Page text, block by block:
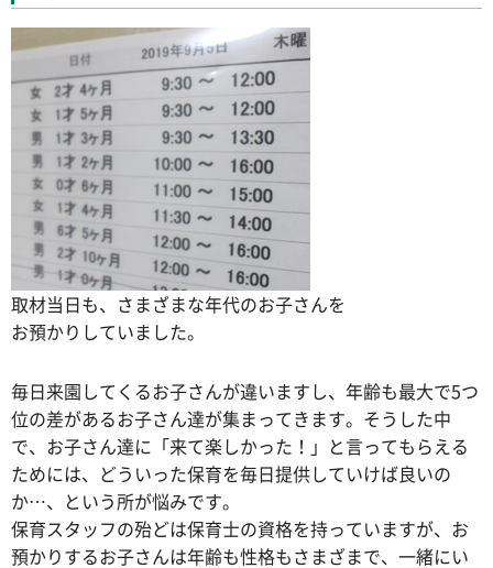
取材当日も、さまざまな年代のお子さんを
お預かりしていました。
毎日来園してくるお子さんが違いますし、年齢も最大で5つ
位の差があるお子さん達が集まってきます。そうした中
で、お子さん達に「来て楽しかった！」と言ってもらえる
ためには、どういった保育を毎日提供していけば良いの
か…、という所が悩みです。
保育スタッフの殆どは保育士の資格を持っていますが、お
預かりするお子さんは年齢も性格もさまざまで、一緒にい